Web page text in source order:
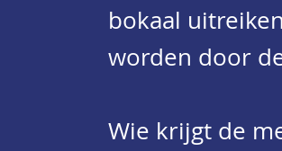
bokaal
worden door
Wie krijgt de